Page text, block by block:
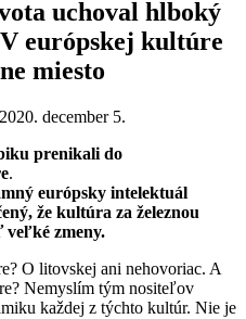
uchoval hlboký
európskej kultúre
miesto
2020. december 5.
prenikali do
.
európsky intelektuál
že kultúra za železnou
veľké zmeny.
O litovskej ani nehovoriac. A
Nemyslím tým nositeľov
každej z týchto kultúr. Nie je